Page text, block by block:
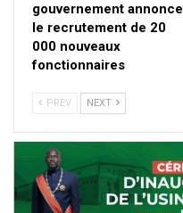
gouvernement annonce
le recrutement de 20
000 nouveaux
fonctionnaires
PREV NEXT